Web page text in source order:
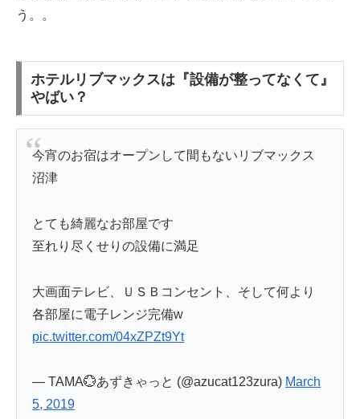
う。。
ホテルリブマックスは『設備が整ってなくて』
やばい？
今宵のお宿はオープンして間もないリブマックス
沼津
とても綺麗なお部屋です
至れり尽くせりの設備に満足
大画面テレビ、ＵＳＢコンセント、そして何より
各部屋に電子レンジ完備w
pic.twitter.com/04xZPZt9Yt
— TAMA💮あずきゃっと (@azucat123zura) March
5, 2019